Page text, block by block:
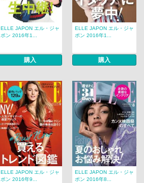
ELLE JAPON エル・ジャ
ポン 2016年1...
購入
ELLE JAPON エル・ジャ
ポン 2016年1...
購入
ELLE JAPON エル・ジャ
ポン 2016年9...
ELLE JAPON エル・ジャ
ポン 2016年8...